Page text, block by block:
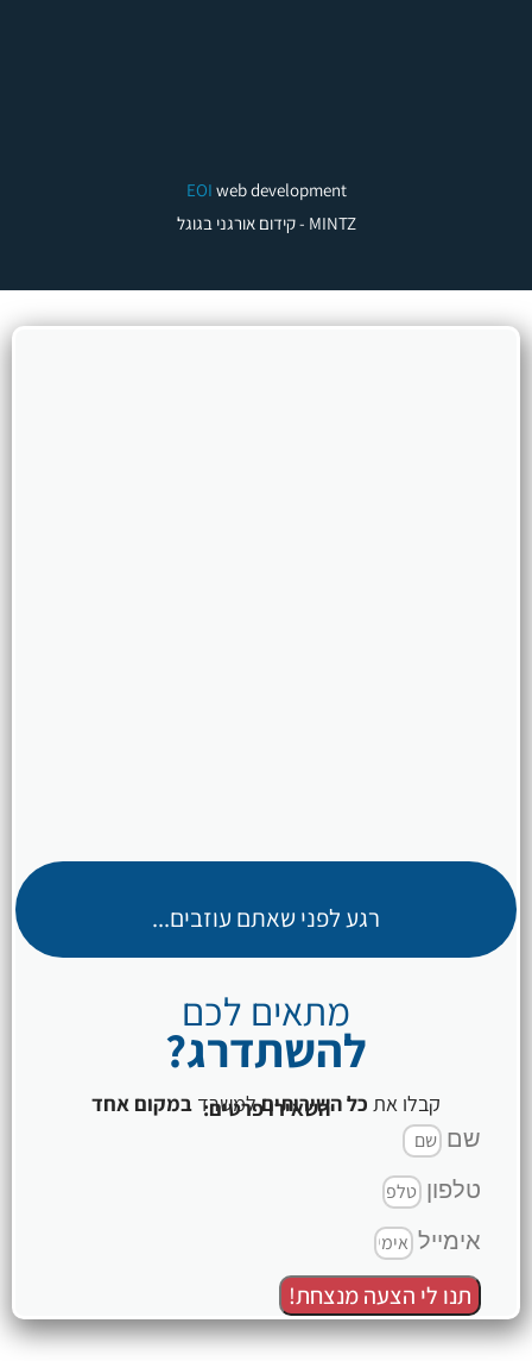
EOI web development
MINTZ - קידום אורגני בגוגל
רגע לפני שאתם עוזבים...
מתאים לכם
להשתדרג?
קבלו את כל השירותיםלמשרד במקום אחד השאירו פרטים:
שם
טלפון
אימייל
תנו לי הצעה מנצחת!